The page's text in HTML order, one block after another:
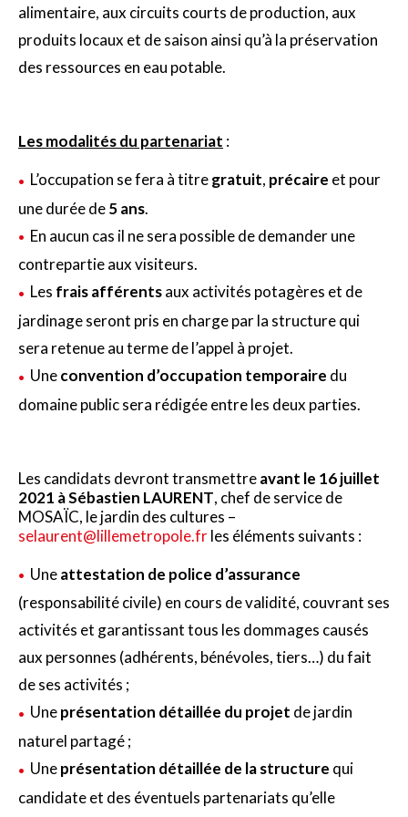
alimentaire, aux circuits courts de production, aux
produits locaux et de saison ainsi qu’à la préservation
des ressources en eau potable.
Les modalités du partenariat :
L’occupation se fera à titregratuit, précaire et pour
une durée de5 ans.
En aucun cas il ne sera possible de demander une
contrepartie aux visiteurs.
Les frais afférentsaux activités potagères et de
jardinage seront pris en charge par la structure qui
sera retenue au terme de l’appel à projet.
Uneconvention d’occupation temporaire du
domaine public sera rédigée entre les deux parties.
Les candidats devront transmettreavant le 16 juillet
2021 à Sébastien LAURENT, chef de service de
MOSAÏC, le jardin des cultures –
selaurent@lillemetropole.frles éléments suivants :
Uneattestation de police d’assurance
(responsabilité civile) en cours de validité, couvrant ses
activités et garantissant tous les dommages causés
aux personnes (adhérents, bénévoles, tiers…) du fait
de ses activités ;
Uneprésentation détaillée du projet de jardin
naturel partagé ;
Uneprésentation détaillée de la structure qui
candidate et des éventuels partenariats qu’elle